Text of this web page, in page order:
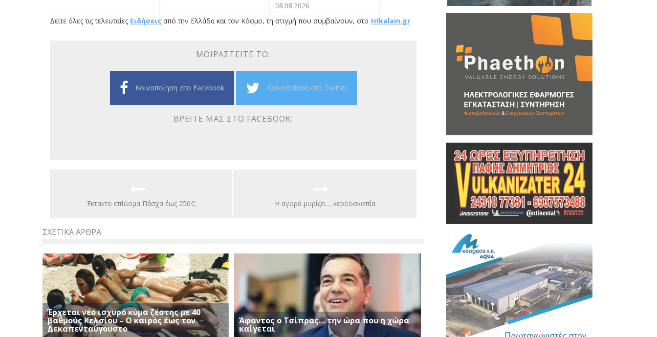
08.08.2026
Δείτε όλες τις τελευταίες Ειδήσεις από την Ελλάδα και τον Κόσμο, τη στιγμή που συμβαίνουν, στο trikalain.gr
ΜΟΙΡΑΣΤΕΊΤΕ ΤΟ:
Κοινοποίηση στο Facebook Κοινοποίηση στο Twitter
ΒΡΕΊΤΕ ΜΑΣ ΣΤΟ FACEBOOK:
Έκτακτο επίδομα Πάσχα έως 250€; Η αγορά μυρίζει… κερδοσκοπία
ΣΧΕΤΙΚΆ ΆΡΘΡΑ
Έρχεται νέο ισχυρό κύμα ζέστης με 40
βαθμούς Κελσίου – Ο καιρός έως τον
Δεκαπενταύγουστο
Άφαντος ο Τσίπρας… την ώρα που η χώρα
καίγεται